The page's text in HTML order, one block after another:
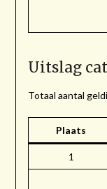
Uitslag
Totaal aantal
Plaats
1